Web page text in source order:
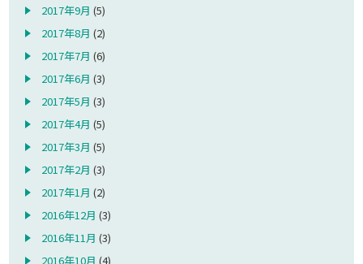
2017年9月 (5)
2017年8月 (2)
2017年7月 (6)
2017年6月 (3)
2017年5月 (3)
2017年4月 (5)
2017年3月 (5)
2017年2月 (3)
2017年1月 (2)
2016年12月 (3)
2016年11月 (3)
2016年10月 (4)